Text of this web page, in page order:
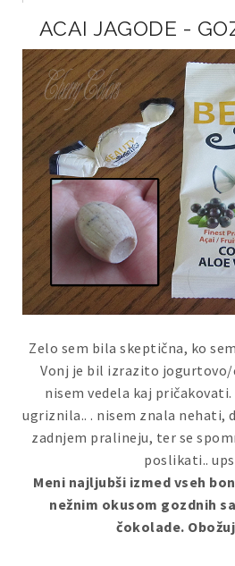
ACAI JAGODE -
Zelo sem bila skeptična, ko
Vonj je bil izrazito
nisem vedela kaj
ugriznila.. . nisem znala nehati,
zadnjem pralineju, ter se
poslikati..
Meni najljubši izmed vseh
nežnim okusom gozdnih
čokolade.